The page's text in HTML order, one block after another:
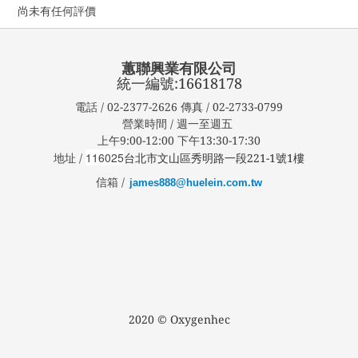
尚未有任何評價
蕙聯興業有限公司
統一編號:16618178
電話 / 02-2377-2626 傳真 / 02-2733-0799
營業時間 / 週一至週五
上午9:00-12:00 下午13:30-17:30
地址 / 116025台北市文山區秀明路一段221-1號1樓
信箱 / james888@huelein.com.tw
2020 © Oxygenhec